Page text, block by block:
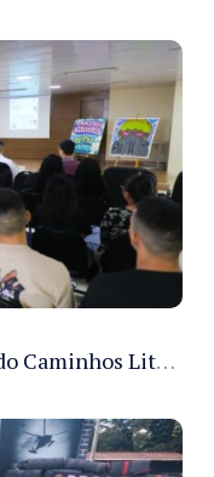
Sejusc participa da 5ª edição do Caminhos Literários com foco na cultura hip-hop nas unidades socioeducativas